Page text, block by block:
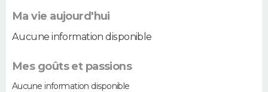
Ma vie aujourd'hui
Aucune information disponible
Mes goûts et passions
Aucune information disponible